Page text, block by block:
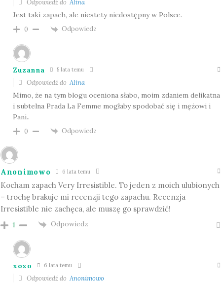
Odpowiedź do Alina
Jest taki zapach, ale niestety niedostępny w Polsce.
0 Odpowiedz
Zuzanna 5 lata temu
Odpowiedź do Alina
Mimo, że na tym blogu oceniona słabo, moim zdaniem delikatna
i subtelna Prada La Femme mogłaby spodobać się i mężowi i
Pani..
0 Odpowiedz
Anonimowo 6 lata temu
Kocham zapach Very Irresistible. To jeden z moich ulubionych
– trochę brakuje mi recenzji tego zapachu. Recenzja
Irresistible nie zachęca, ale muszę go sprawdzić!
1 Odpowiedz
xoxo 6 lata temu
Odpowiedź do Anonimowo